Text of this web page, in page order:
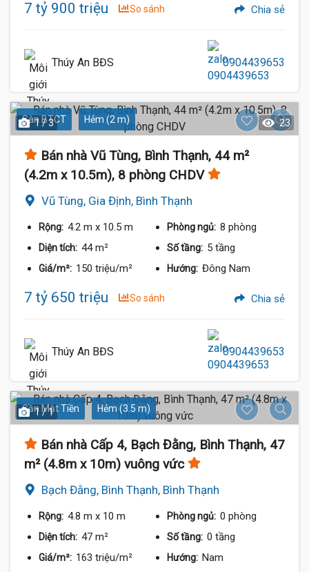
7 tỷ 900 triệu So sánh Chia sẻ
Thúy An BĐS 0904439653
Sàn BTCT Hẻm (2 m)
1 / 3 23
Bán nhà Vũ Tùng, Bình Thạnh, 44 m²
(4.2m x 10.5m), 8 phòng CHDV
Vũ Tùng, Gia Định, Bình Thạnh
Rộng: 4.2 m x 10.5 m Phòng ngủ: 8 phòng
Diện tích: 44 m² Số tầng: 5 tầng
Giá/m²: 150 triệu/m² Hướng: Đông Nam
7 tỷ 650 triệu So sánh Chia sẻ
Thúy An BĐS 0904439653
Gần Mặt Tiền Hẻm (3.5 m)
1 / 1
Bán nhà Cấp 4, Bạch Đằng, Bình Thạnh, 47
m² (4.8m x 10m) vuông vức
Bạch Đằng, Bình Thạnh, Bình Thạnh
Rộng: 4.8 m x 10 m Phòng ngủ: 0 phòng
Diện tích: 47 m² Số tầng: 0 tầng
Giá/m²: 163 triệu/m² Hướng: Nam